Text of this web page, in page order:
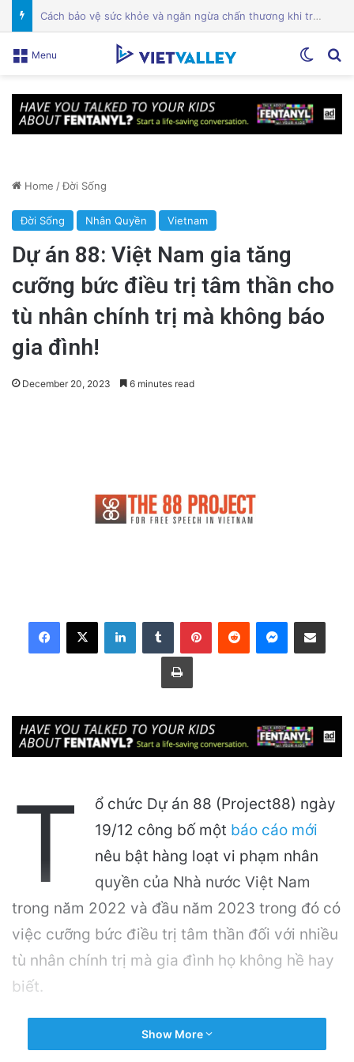
Điện Ảnh Bùng Nổ Cảm Xúc: Tại Sao Hollywood Đang Đón Nhận Tình Dục Một Cách Mạnh Mẽ?
Menu
Home /Đời Sống
Đời Sống Nhân Quyền Vietnam
Dự án 88: Việt Nam gia tăng
cưỡng bức điều trị tâm thần cho
tù nhân chính trị mà không báo
gia đình!
December 20, 2023 6 minutes read
LinkedInTumblr PinterestReddit Messenger
Share via Email
Print
T
ổ chức Dự án 88 (Project88) ngày
19/12 công bố một báo cáo mới
nêu bật hàng loạt vi phạm nhân
quyền của Nhà nước Việt Nam
trong năm 2022 và đầu năm 2023 trong đó có
việc cưỡng bức điều trị tâm thần đối với nhiều
tù nhân chính trị mà gia đình họ không hề hay
biết.
Show More